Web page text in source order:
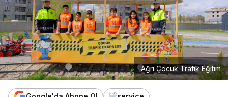
Ağrı Çocuk Trafik Eğitim